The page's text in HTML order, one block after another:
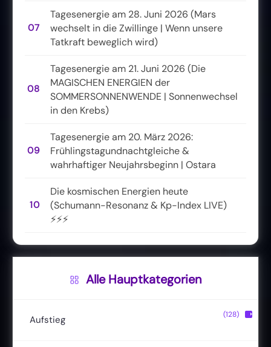
07
Tagesenergie am 28. Juni 2026 (Mars
wechselt in die Zwillinge | Wenn unsere
Tatkraft beweglich wird)
08
Tagesenergie am 21. Juni 2026 (Die
MAGISCHEN ENERGIEN der
SOMMERSONNENWENDE | Sonnenwechsel
in den Krebs)
09
Tagesenergie am 20. März 2026:
Frühlingstagundnachtgleiche &
wahrhaftiger Neujahrsbeginn | Ostara
10
Die kosmischen Energien heute
(Schumann-Resonanz & Kp-Index LIVE)
⚡⚡⚡
Alle Hauptkategorien
Aufstieg (128) ▶